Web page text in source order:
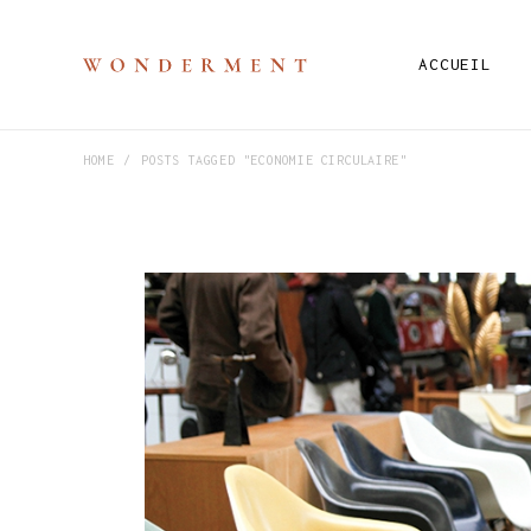
ACCUEIL
HOME POSTS TAGGED "ECONOMIE CIRCULAIRE"